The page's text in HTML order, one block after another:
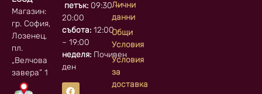
Магазин:
гр. София, кв.
Лозенец,
пл.
„Велчова
завера” 1
петък:09:30 –
20:00
събота:12:00
– 19:00
неделя:Почивен
ден
Лични
данни
Общи
Условия
Условия
за
доставка